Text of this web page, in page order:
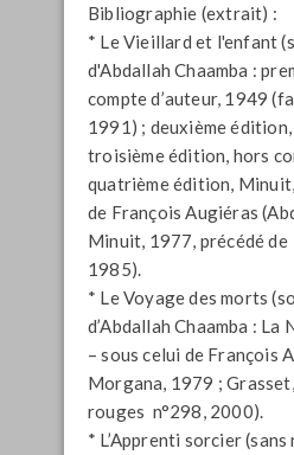
Bibliographie (extrait) :
* Le Vieillard et l'enfant
d'Abdallah Chaamba :
compte d’auteur, 1949
1991) ; deuxième
troisième édition, hors
quatrième édition,
de François Augiéras
Minuit, 1977, précédé
1985).
* Le Voyage des morts
d’Abdallah Chaamba : La
– sous celui de François
Morgana, 1979 ;
rouges n°298, 2000).
* L’Apprenti sorcier (sans